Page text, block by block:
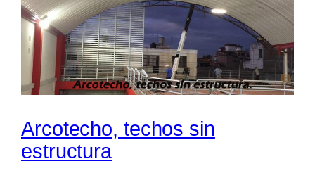
Arcotecho, techos sin
estructura